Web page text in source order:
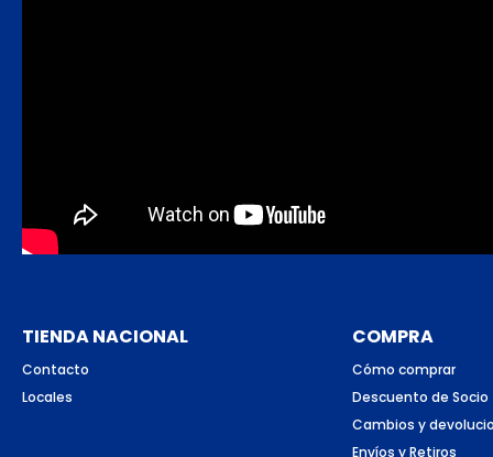
TIENDA NACIONAL
Contacto
Locales
COMPRA
Cómo comprar
Descuento de Socio
Cambios y
Envíos y Retiros